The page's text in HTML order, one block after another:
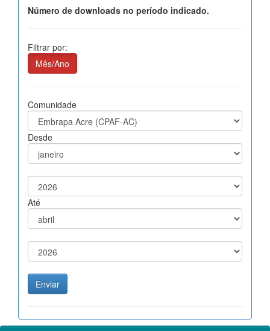
Número de downloads no período indicado.
Filtrar por:
Mês/Ano
Comunidade
Desde
Até